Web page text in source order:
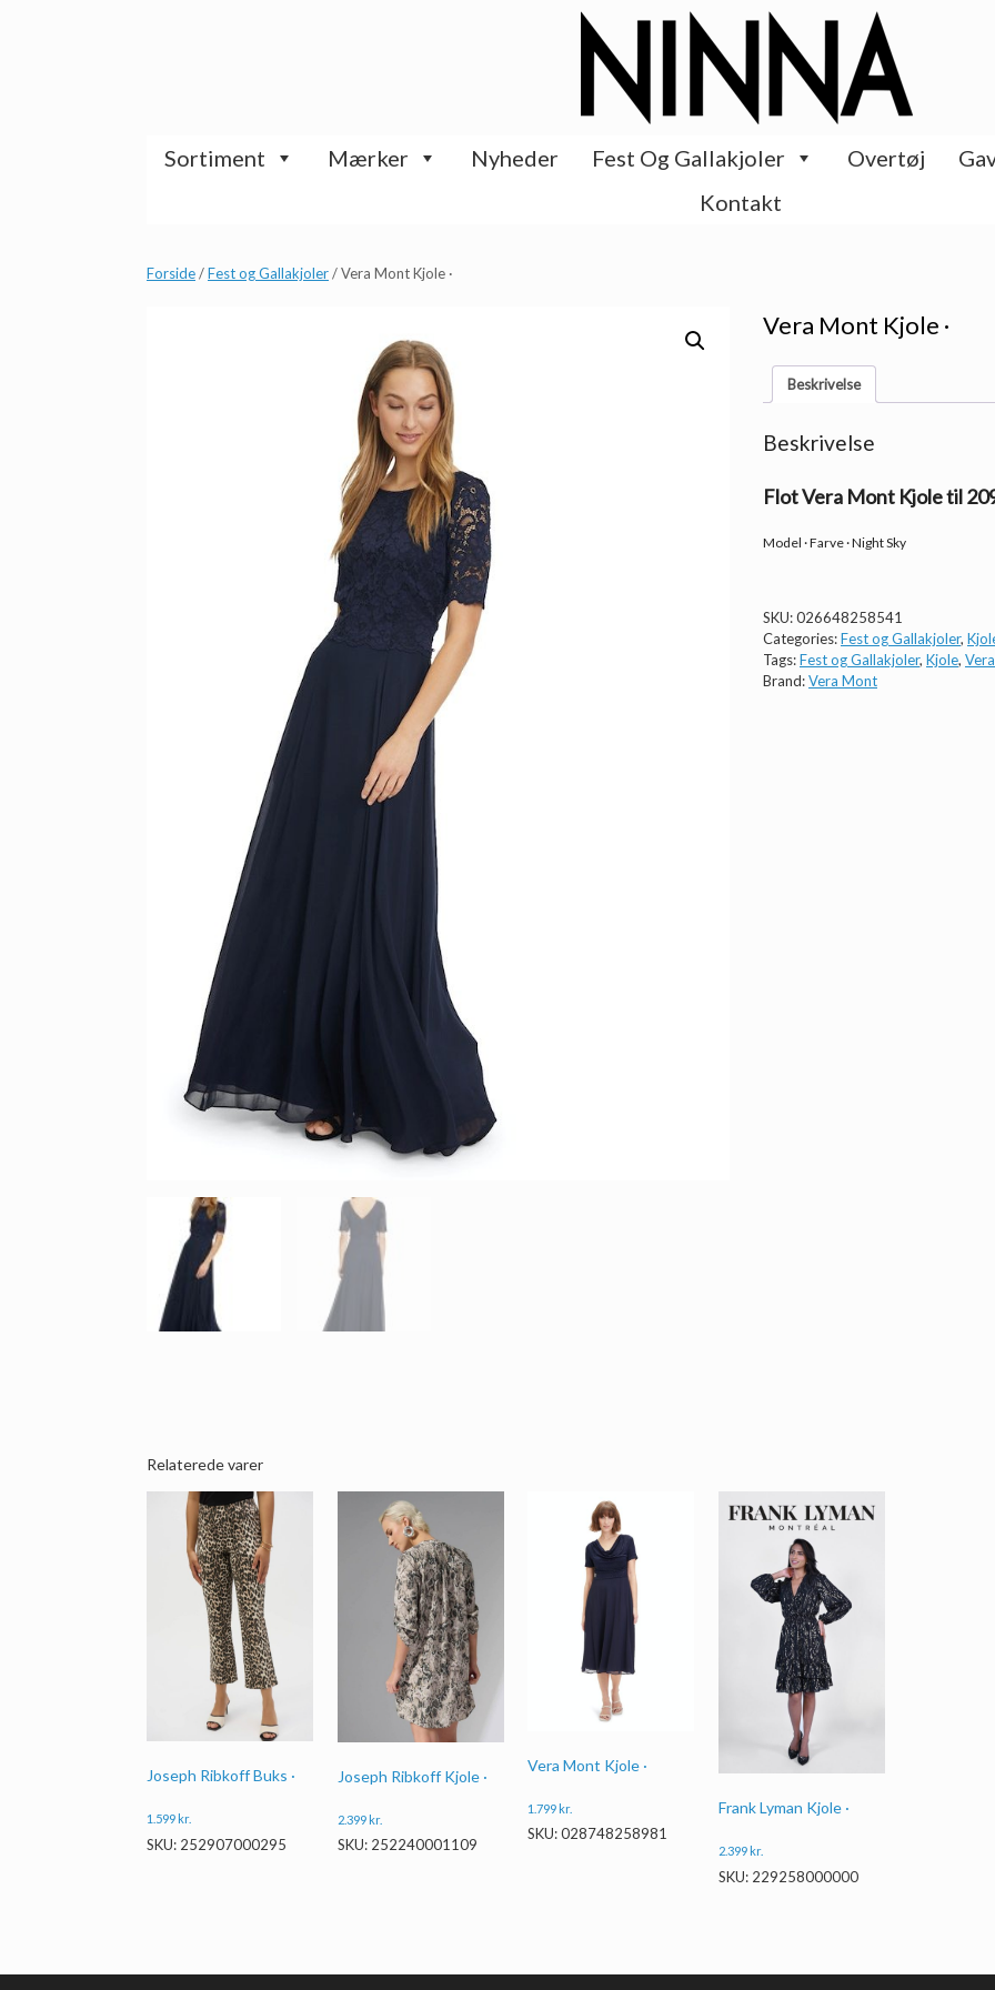
Sortiment Mærker Nyheder Fest Og Gallakjoler Overtøj
Kontakt
Forside/Fest og Gallakjoler/ Vera Mont Kjole ·
Vera Mont Kjole ·
Beskrivelse
Beskrivelse
Flot Vera Mont Kjole til
Model · Farve · Night Sky
SKU:026648258541
Categories:Fest og Gallakjoler,
Tags:Fest og Gallakjoler, Kjole,
Brand:Vera Mont
Relaterede varer
Joseph Ribkoff Buks ·
1.599 kr.
SKU: 252907000295
Joseph Ribkoff Kjole ·
2.399kr.
SKU: 252240001109
Vera Mont Kjole ·
1.799kr.
SKU: 028748258981
Frank Lyman Kjole ·
2.399 kr.
SKU: 229258000000